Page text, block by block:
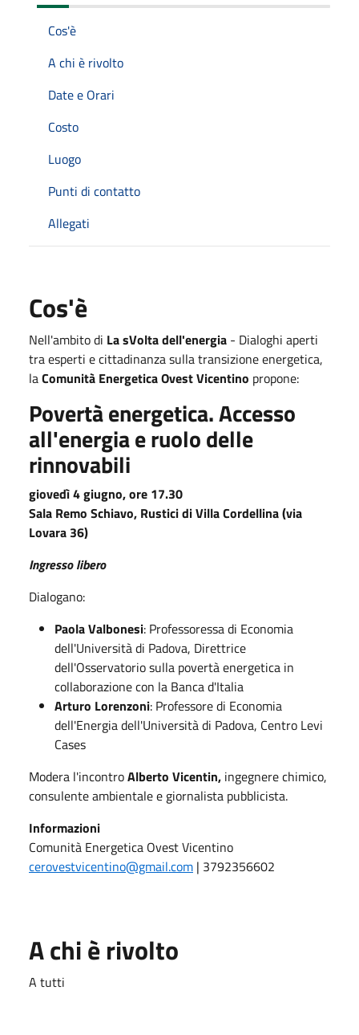
Cos'è
A chi è rivolto
Date e Orari
Costo
Luogo
Punti di contatto
Allegati
Cos'è
Nell'ambito di La sVolta dell'energia - Dialoghi aperti
tra esperti e cittadinanza sulla transizione energetica,
laComunità Energetica Ovest Vicentino propone:
Povertà energetica. Accesso
all'energia e ruolo delle
rinnovabili
giovedì 4 giugno, ore 17.30
Sala Remo Schiavo, Rustici di Villa Cordellina (via
Lovara 36)
Ingresso libero
Dialogano:
Paola Valbonesi: Professoressa di Economia
dell'Università di Padova, Direttrice
dell'Osservatorio sulla povertà energetica in
collaborazione con la Banca d'Italia
Arturo Lorenzoni: Professore di Economia
dell'Energia dell'Università di Padova, Centro Levi
Cases
Modera l'incontroAlberto Vicentin, ingegnere chimico,
consulente ambientale e giornalista pubblicista.
Informazioni
Comunità Energetica Ovest Vicentino
cerovestvicentino@gmail.com | 3792356602
A chi è rivolto
A tutti